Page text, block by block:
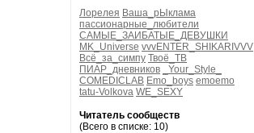
Лорелея Ваша_рЫклама
пассионарные_любители
САМЫЕ_ЗАИБАТЫЕ_ДЕВУШКИ
MK_Universe vvvENTER_SHIKARIVVV
Всё_за_симпу Твоё_ТВ
ПИАР_дневников
_Your_Style_
COMEDICLAB Emo_boys emoemo
tatu-Volkova WE_SEXY
Читатель сообществ
(Всего в списке: 10)